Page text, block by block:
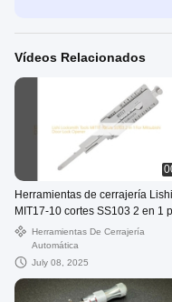
Vídeos Relacionados
Herramientas de cerrajería Lishi
MIT17-10 cortes SS103 2 en 1
apertura de cerraduras de
Mitsubishi
Herramientas De Cerrajería
Automática
July 08, 2025